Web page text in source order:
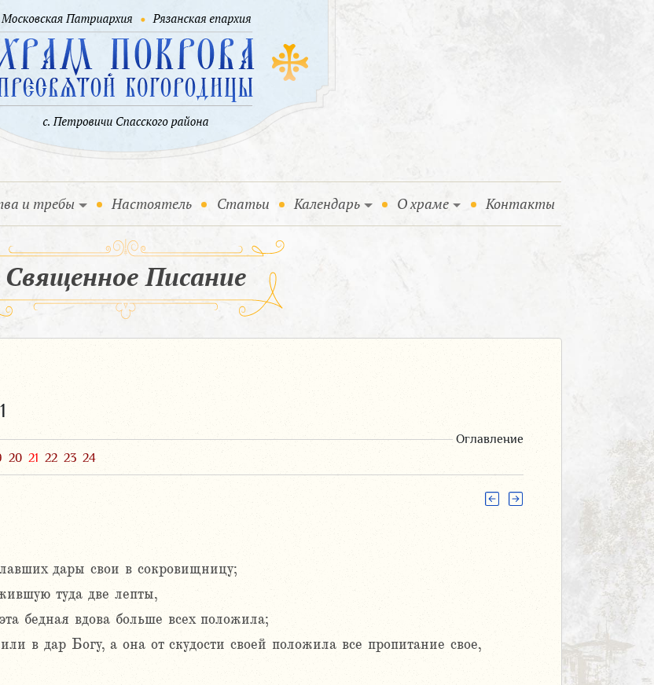
и требы Настоятель Статьи Календарь О храме Контакты
Священное Писание
Оглавление
20 21 22 23 24
дары свои в сокровищницу;
туда две лепты,
бедная вдова больше всех положила;
в дар Богу, а она от скудости своей положила все пропитание свое,